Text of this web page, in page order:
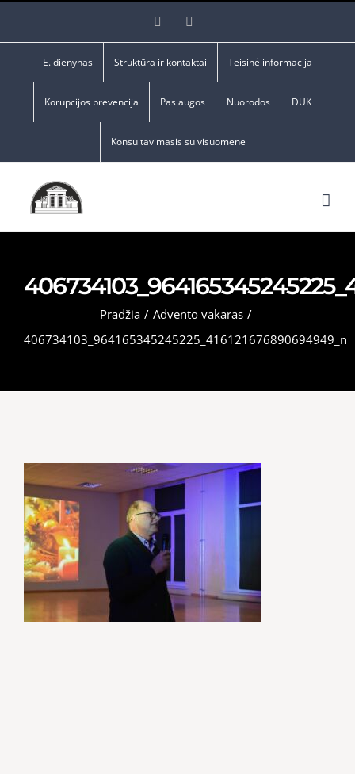
Facebook
E. dienynas Struktūra ir kontaktai Teisinė informacija
Korupcijos prevencija Paslaugos Nuorodos DUK
Konsultavimasis su visuomene
Pradžia / Advento vakaras /
406734103_964165345245225_416121676890694949_n